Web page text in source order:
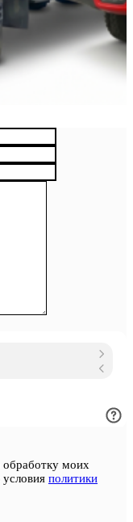
обработку моих
политики